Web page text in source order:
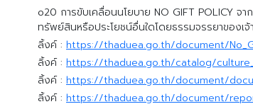
o20 การขับเคลื่อนนโยบาย NO GIFT POLICY จ
ทรัพย์สินหรือประโยชน์อื่นใดโดยธรรมจรรยาของเ
ลิ้งค์ : https://thaduea.go.th/document/
ลิ้งค์ : https://thaduea.go.th/catalog/
ลิ้งค์ : https://thaduea.go.th/document/
ลิ้งค์ : https://thaduea.go.th/document/